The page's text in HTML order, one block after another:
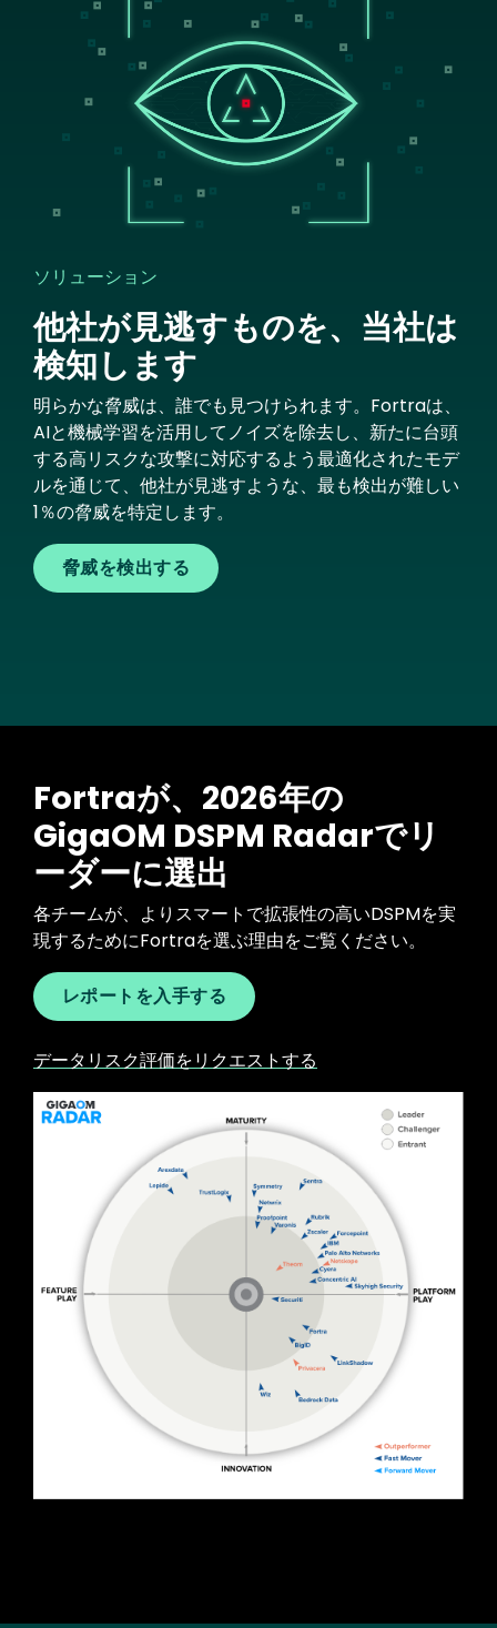
ソリューション
他社が見逃すものを、当社は
検知します
明らかな脅威は、誰でも見つけられます。Fortraは、
AIと機械学習を活用してノイズを除去し、新たに台頭
する高リスクな攻撃に対応するよう最適化されたモデ
ルを通じて、他社が見逃すような、最も検出が難しい
1％の脅威を特定します。
脅威を検出する
Fortraが、2026年の
GigaOM DSPM Radarでリ
ーダーに選出
各チームが、よりスマートで拡張性の高いDSPMを実
現するためにFortraを選ぶ理由をご覧ください。
レポートを入手する
データリスク評価をリクエストする
Image